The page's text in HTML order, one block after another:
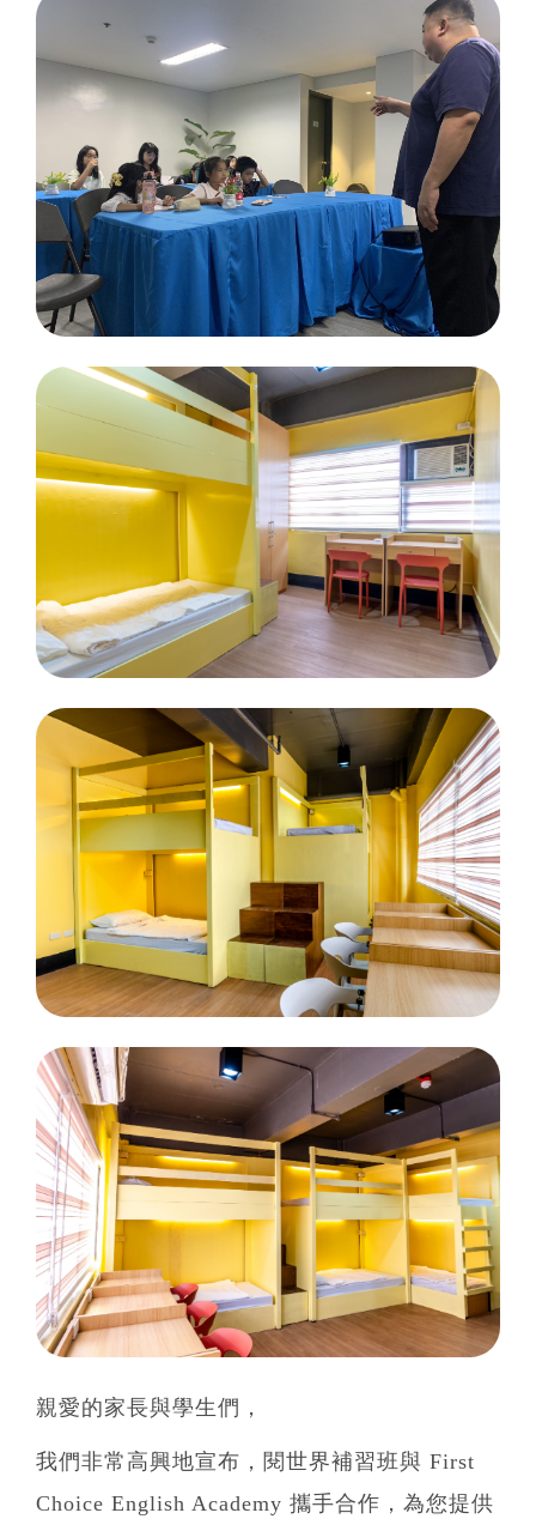
親愛的家長與學生們，
我們非常高興地宣布，閱世界補習班與 First
Choice English Academy 攜手合作，為您提供